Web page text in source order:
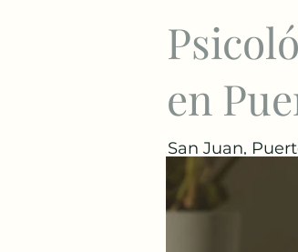
en
San Juan,